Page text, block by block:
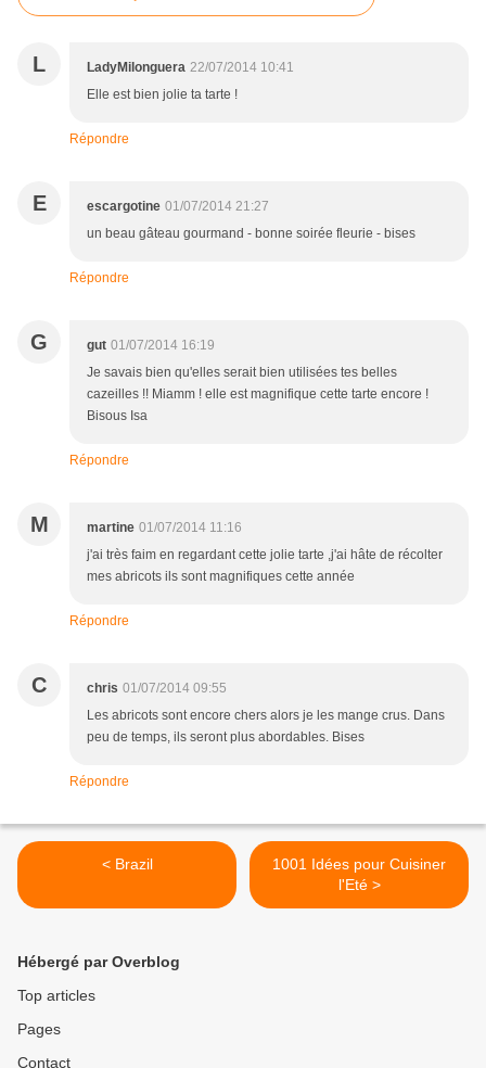
L LadyMilonguera 22/07/2014 10:41
Elle est bien jolie ta tarte !
Répondre
E escargotine 01/07/2014 21:27
un beau gâteau gourmand - bonne soirée fleurie - bises
Répondre
G gut 01/07/2014 16:19
Je savais bien qu'elles serait bien utilisées tes belles
cazeilles !! Miamm ! elle est magnifique cette tarte encore !
Bisous Isa
Répondre
M martine 01/07/2014 11:16
j'ai très faim en regardant cette jolie tarte ,j'ai hâte de récolter
mes abricots ils sont magnifiques cette année
Répondre
C chris 01/07/2014 09:55
Les abricots sont encore chers alors je les mange crus. Dans
peu de temps, ils seront plus abordables. Bises
Répondre
< Brazil
1001 Idées pour Cuisiner
l'Eté >
Hébergé par Overblog
Top articles
Pages
Contact